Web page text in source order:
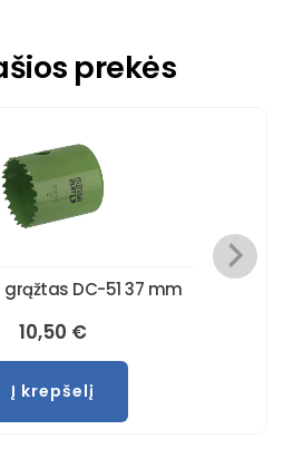
prekės
DC-51 37 mm
10,50 €
Į krepšelį